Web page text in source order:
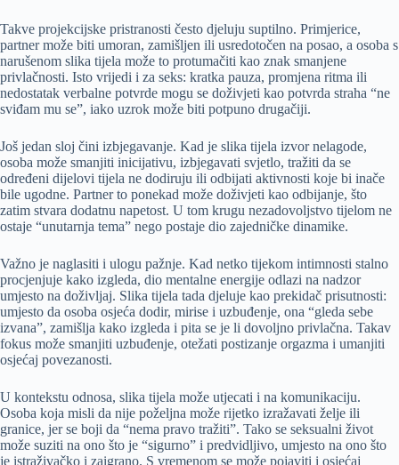
Takve projekcijske pristranosti često djeluju suptilno. Primjerice,
partner može biti umoran, zamišljen ili usredotočen na posao, a osoba s
narušenom slika tijela može to protumačiti kao znak smanjene
privlačnosti. Isto vrijedi i za seks: kratka pauza, promjena ritma ili
nedostatak verbalne potvrde mogu se doživjeti kao potvrda straha “ne
sviđam mu se”, iako uzrok može biti potpuno drugačiji.
Još jedan sloj čini izbjegavanje. Kad je slika tijela izvor nelagode,
osoba može smanjiti inicijativu, izbjegavati svjetlo, tražiti da se
određeni dijelovi tijela ne dodiruju ili odbijati aktivnosti koje bi inače
bile ugodne. Partner to ponekad može doživjeti kao odbijanje, što
zatim stvara dodatnu napetost. U tom krugu nezadovoljstvo tijelom ne
ostaje “unutarnja tema” nego postaje dio zajedničke dinamike.
Važno je naglasiti i ulogu pažnje. Kad netko tijekom intimnosti stalno
procjenjuje kako izgleda, dio mentalne energije odlazi na nadzor
umjesto na doživljaj. Slika tijela tada djeluje kao prekidač prisutnosti:
umjesto da osoba osjeća dodir, mirise i uzbuđenje, ona “gleda sebe
izvana”, zamišlja kako izgleda i pita se je li dovoljno privlačna. Takav
fokus može smanjiti uzbuđenje, otežati postizanje orgazma i umanjiti
osjećaj povezanosti.
U kontekstu odnosa, slika tijela može utjecati i na komunikaciju.
Osoba koja misli da nije poželjna može rijetko izražavati želje ili
granice, jer se boji da “nema pravo tražiti”. Tako se seksualni život
može suziti na ono što je “sigurno” i predvidljivo, umjesto na ono što
je istraživačko i zaigrano. S vremenom se može pojaviti i osjećaj